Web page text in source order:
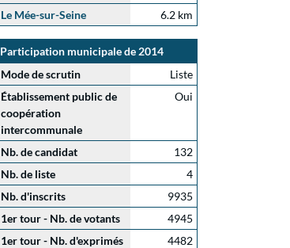
Le Mée-sur-Seine
6.2 km
Participation municipale de 2014
Mode de scrutin
Liste
Établissement public de
coopération
intercommunale
Oui
Nb. de candidat
132
Nb. de liste
4
Nb. d'inscrits
9935
1er tour - Nb. de votants
4945
1er tour - Nb. d'exprimés
4482